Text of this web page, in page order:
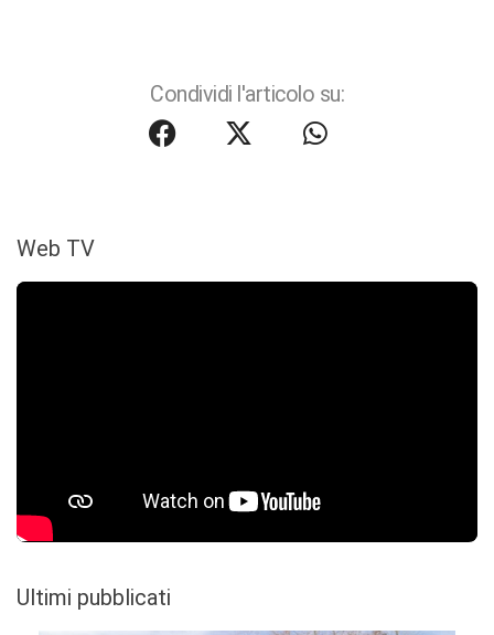
Condividi l'articolo su:
Web TV
Ultimi pubblicati